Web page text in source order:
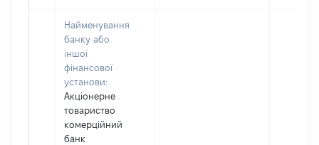
Найменування
банку або
іншої
фінансової
установи:
Акціонерне
товариство
комерційний
банк